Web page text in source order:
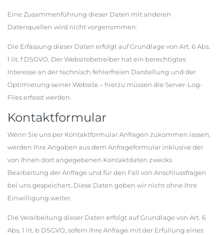
Eine Zusammenführung dieser Daten mit anderen
Datenquellen wird nicht vorgenommen.
Die Erfassung dieser Daten erfolgt auf Grundlage von Art. 6 Abs.
1 lit. f DSGVO. Der Websitebetreiber hat ein berechtigtes
Interesse an der technisch fehlerfreien Darstellung und der
Optimierung seiner Website – hierzu müssen die Server-Log-
Files erfasst werden.
Kontaktformular
Wenn Sie uns per Kontaktformular Anfragen zukommen lassen,
werden Ihre Angaben aus dem Anfrageformular inklusive der
von Ihnen dort angegebenen Kontaktdaten zwecks
Bearbeitung der Anfrage und für den Fall von Anschlussfragen
bei uns gespeichert. Diese Daten geben wir nicht ohne Ihre
Einwilligung weiter.
Die Verarbeitung dieser Daten erfolgt auf Grundlage von Art. 6
Abs. 1 lit. b DSGVO, sofern Ihre Anfrage mit der Erfüllung eines